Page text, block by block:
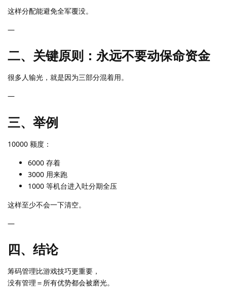
这样分配能避免全军覆没。
—
二、关键原则：永远不要动保命资金
很多人输光，就是因为三部分混着用。
—
三、举例
10000 额度：
6000 存着
3000 用来跑
1000 等机台进入吐分期全压
这样至少不会一下清空。
—
四、结论
筹码管理比游戏技巧更重要，
没有管理＝所有优势都会被磨光。